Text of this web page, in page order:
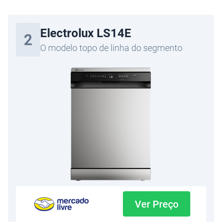
2 Electrolux LS14E
O modelo topo de linha do segmento
Ver Preço